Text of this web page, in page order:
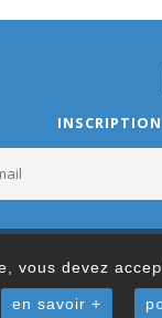
vous devez
en savoir +